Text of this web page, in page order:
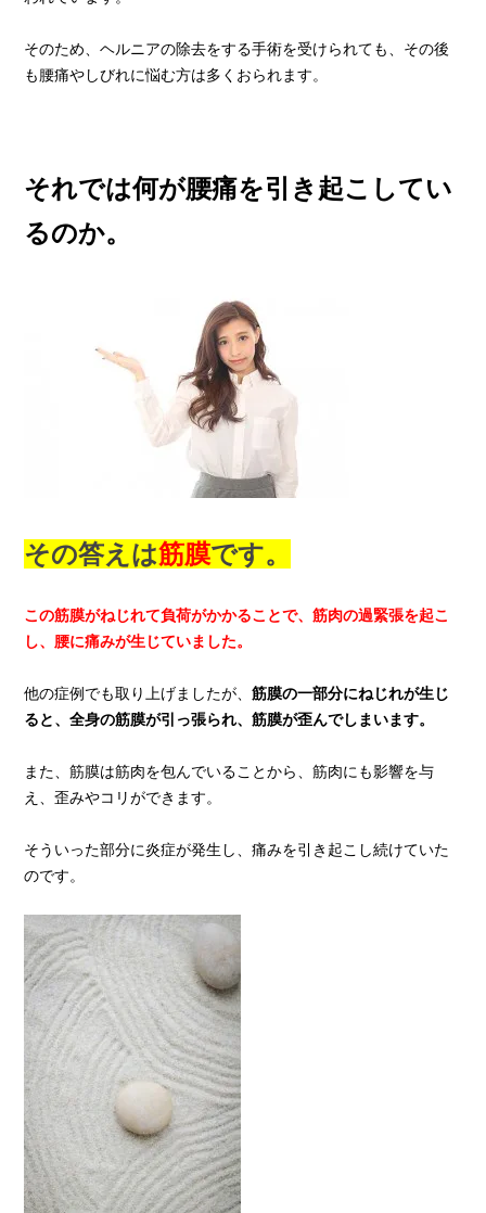
そのため、ヘルニアの除去をする手術を受けられても、その後
も腰痛やしびれに悩む方は多くおられます。
それでは何が腰痛を引き起こしてい
るのか。
その答えは筋膜です。
この筋膜がねじれて負荷がかかることで、筋肉の過緊張を起こ
し、腰に痛みが生じていました。
他の症例でも取り上げましたが、筋膜の一部分にねじれが生じ
ると、全身の筋膜が引っ張られ、筋膜が歪んでしまいます。
また、筋膜は筋肉を包んでいることから、筋肉にも影響を与
え、歪みやコリができます。
そういった部分に炎症が発生し、痛みを引き起こし続けていた
のです。